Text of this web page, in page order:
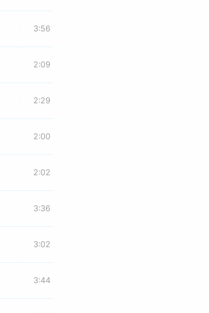
3:56
2:09
2:29
2:00
2:02
3:36
3:02
3:44